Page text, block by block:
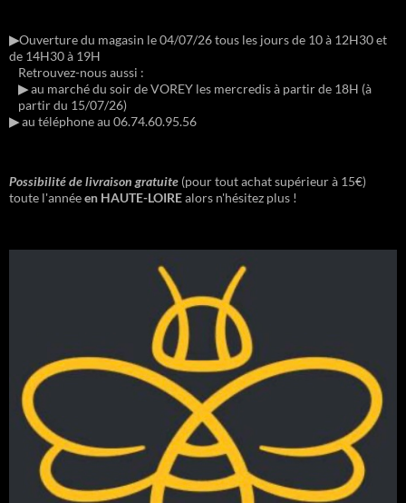
▶︎Ouverture du magasin le 04/07/26 tous les jours de 10 à 12H30 et
de 14H30 à 19H
Retrouvez-nous aussi :
▶︎au marché du soir de VOREY les mercredis à partir de 18H (à
partir du 15/07/26)
▶︎au téléphone au 06.74.60.95.56
Possibilité de livraison gratuite (pour tout achat supérieur à 15€)
toute l'annéeen HAUTE-LOIREalors n'hésitez plus !